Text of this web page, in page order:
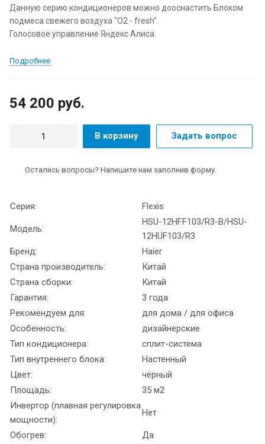
Данную серию кондиционеров можно дооснастить Блоком
подмеса свежего воздуха "О2 - fresh".
Голосовое управление Яндекс Алиса
Подробнее
54 200 руб.
В корзину Задать вопрос
Остались вопросы? Напишите нам заполнив форму.
Серия: Flexis
Модель:
HSU-12HFF103/R3-B/HSU-
12HUF103/R3
Бренд:
Haier
Страна производитель:
Китай
Страна сборки:
Китай
Гарантия:
3 года
Рекомендуем для:
для дома / для офиса
Особенность:
дизайнерские
Тип кондиционера:
сплит-система
Тип внутреннего блока:
Настенный
Цвет:
чёрный
Площадь:
35 м2
Инвертор (плавная регулировка
мощности):
Нет
Обогрев:
Да